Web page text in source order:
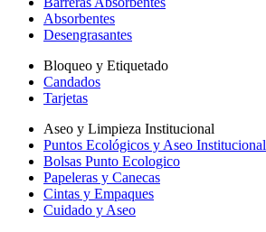
Absorbentes
Desengrasantes
Bloqueo y Etiquetado
Candados
Tarjetas
Aseo y Limpieza Institucional
Puntos Ecológicos y Aseo Institucional
Bolsas Punto Ecologico
Papeleras y Canecas
Cintas y Empaques
Cuidado y Aseo